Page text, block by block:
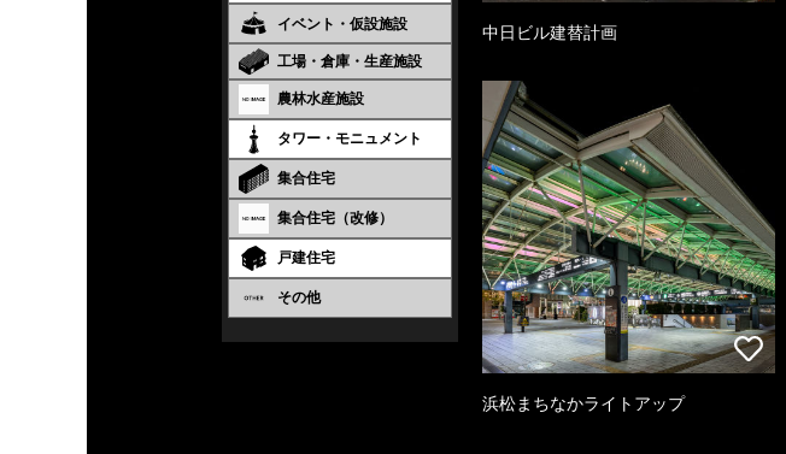
イベント・仮設施設
工場・倉庫・生産施設
農林水産施設
タワー・モニュメント
集合住宅
集合住宅（改修）
戸建住宅
その他
中日ビル建替計画
浜松まちなかライトアップ